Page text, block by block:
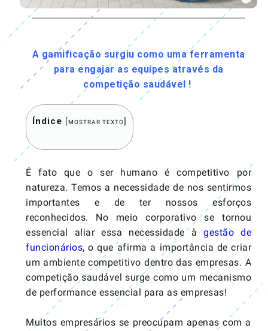
A gamificação surgiu como uma ferramenta
para engajar as equipes através da
competição saudável !
Índice [MOSTRAR TEXTO]
É fato que o ser humano é competitivo por
natureza. Temos a necessidade de nos sentirmos
importantes e de ter nossos esforços
reconhecidos. No meio corporativo se tornou
essencial aliar essa necessidade à gestão de
funcionários, o que afirma a importância de criar
um ambiente competitivo dentro das empresas. A
competição saudável surge como um mecanismo
de performance essencial para as empresas!
Muitos empresários se preocupam apenas com a